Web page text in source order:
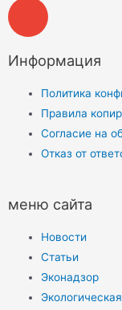
Информация
Политика
Правила
Согласие на
Отказ от
меню сайта
Новости
Статьи
Эконадзор